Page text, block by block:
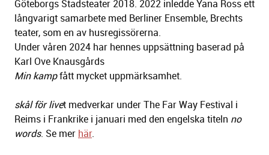
Göteborgs Stadsteater 2018. 2022 inledde Yana Ross ett
långvarigt samarbete med Berliner Ensemble, Brechts
teater, som en av husregissörerna.
Under våren 2024 har hennes uppsättning baserad på
Karl Ove Knausgårds
Min kampfått mycket uppmärksamhet.
skål för livet medverkar under The Far Way Festival i
Reims i Frankrike i januari med den engelska titeln no
words. Se mer här.